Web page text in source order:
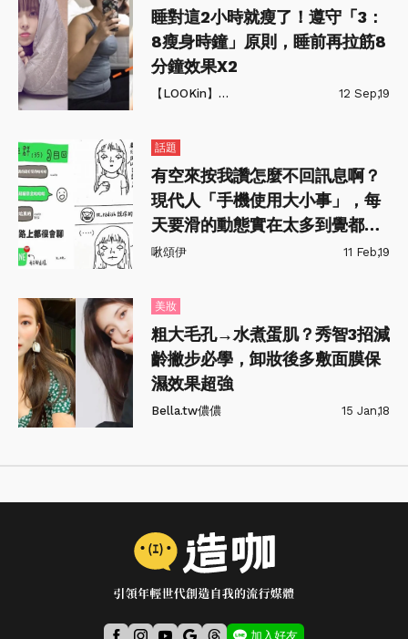
睡對這2小時就瘦了！遵守「3：
8瘦身時鐘」原則，睡前再拉筋8
分鐘效果X2
【LOOKin】美人時髦話題網 12 Sep,19
話題
有空來按我讚怎麼不回訊息啊？
現代人「手機使用大小事」，每
天要滑的動態實在太多到覺都睡
不飽啦
啾頌伊 11 Feb,19
美妝
粗大毛孔→水煮蛋肌？秀智3招減
齡撇步必學，卸妝後多敷面膜保
濕效果超強
Bella.tw儂儂 15 Jan,18
加入好友